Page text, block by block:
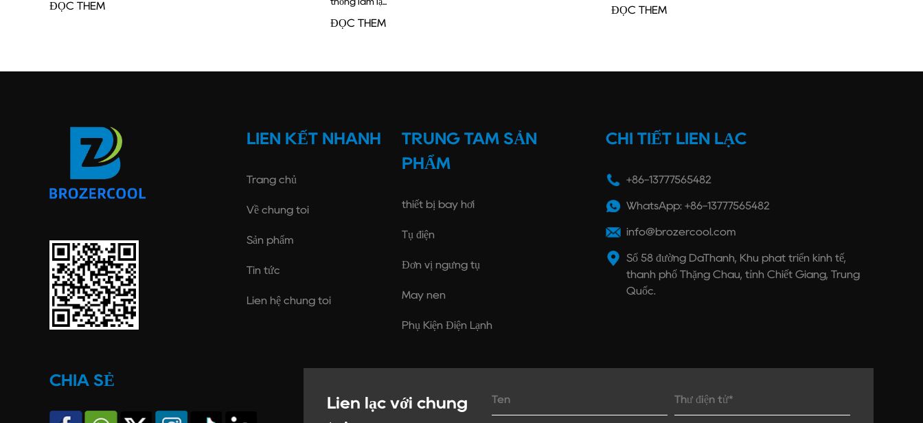
LIÊN KẾT NHANH
Trang chủ
Về chúng tôi
Sản phẩm
Tin tức
Liên hệ chúng tôi
TRUNG TÂM SẢN
PHẨM
thiết bị bay hơi
Tụ điện
Đơn vị ngưng tụ
Máy nén
Phụ Kiện Điện Lạnh
CHI TIẾT LIÊN LẠC
+86-13777565482
WhatsApp: +86-13777565482
info@brozercool.com
Số 58 đường DaThành, Khu phát triển kinh tế,
thành phố Thặng Châu, tỉnh Chiết Giang, Trung
Quốc.
CHIA SẺ
Liên lạc với chúng